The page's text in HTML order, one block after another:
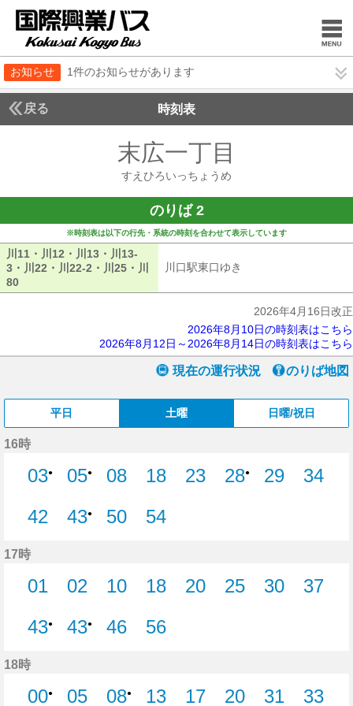
お知らせ 1件のお知らせがあります
戻る 時刻表
末広一丁目
すえひろいっちょうめ
のりば 2
※時刻表は以下の行先・系統の時刻を合わせて表示しています
川11・川12・川13・川13-
3・川22・川22-2・川25・川
80
川口駅東口ゆき
2026年4月16日改正
2026年8月10日の時刻表はこちら
2026年8月12日～2026年8月14日の時刻表はこちら
現在の運行状況 のりば地図
平日 土曜 日曜/祝日
16時
03● 05●
08
18
23
28●
29
34
42
43●
50
54
17時
01
02
10
18
20
25
30
37
43● 43●
46
56
18時
00● 05 08● 13 17 20 31 33